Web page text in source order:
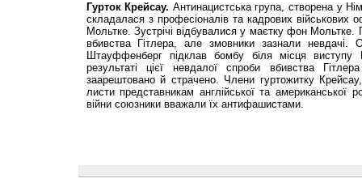
Гурток Крейсау. Антинацистська група, створена у
складалася з професіоналів та кадрових військових
Мольтке. Зустрічі відбувалися у маєтку фон Мольтке.
вбивства Гітлера, але змовники зазнали
Штауффенберг підклав бомбу біля місця виступу
результаті цієї невдалої спроби вбивства
заарештовано й страчено. Члени гуртожитку
листи представникам англійської та американської
війни союзники вважали їх антифашистами.